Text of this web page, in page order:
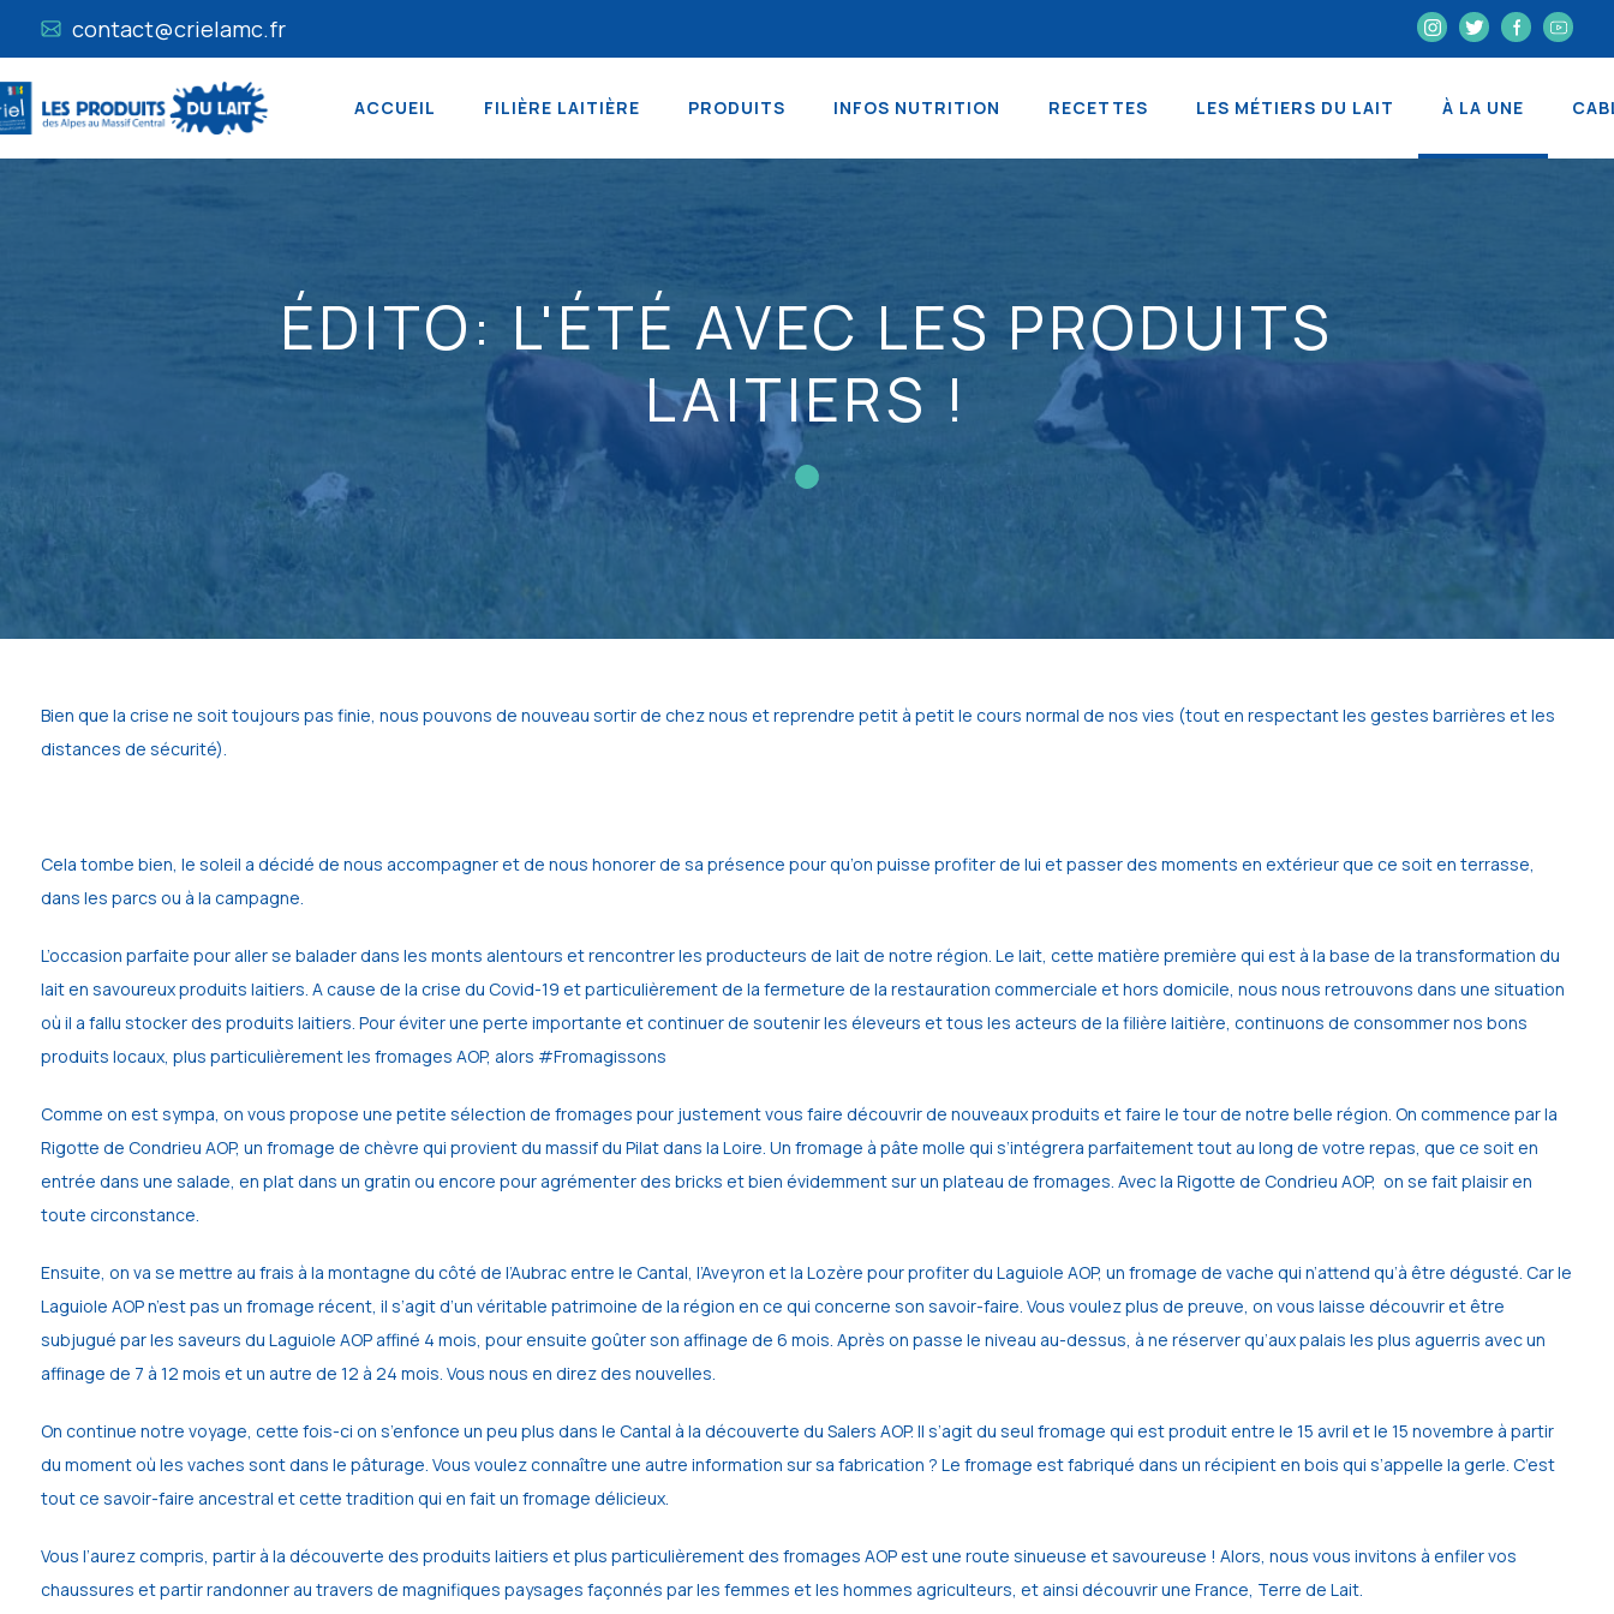
contact@crielamc.fr
ACCUEIL FILIÈRE LAITIÈRE PRODUITS INFOS NUTRITION RECETTES LES MÉTIERS DU LAIT À LA UNE
ÉDITO: L'ÉTÉ AVEC LES PRODUITS
LAITIERS !
Bien que la crise ne soit toujours pas finie, nous pouvons de nouveau sortir de chez nous et reprendre petit à petit le cours normal de nos vies (tout en respectant les gestes barrières et les
distances de sécurité).
Cela tombe bien, le soleil a décidé de nous accompagner et de nous honorer de sa présence pour qu’on puisse profiter de lui et passer des moments en extérieur que ce soit en terrasse,
dans les parcs ou à la campagne.
L’occasion parfaite pour aller se balader dans les monts alentours et rencontrer les producteurs de lait de notre région. Le lait, cette matière première qui est à la base de la transformation du
lait en savoureux produits laitiers. A cause de la crise du Covid-19 et particulièrement de la fermeture de la restauration commerciale et hors domicile, nous nous retrouvons dans une situation
où il a fallu stocker des produits laitiers. Pour éviter une perte importante et continuer de soutenir les éleveurs et tous les acteurs de la filière laitière, continuons de consommer nos bons
produits locaux, plus particulièrement les fromages AOP, alors #Fromagissons
Comme on est sympa, on vous propose une petite sélection de fromages pour justement vous faire découvrir de nouveaux produits et faire le tour de notre belle région. On commence par la
Rigotte de Condrieu AOP, un fromage de chèvre qui provient du massif du Pilat dans la Loire. Un fromage à pâte molle qui s’intégrera parfaitement tout au long de votre repas, que ce soit en
entrée dans une salade, en plat dans un gratin ou encore pour agrémenter des bricks et bien évidemment sur un plateau de fromages. Avec la Rigotte de Condrieu AOP,  on se fait plaisir en
toute circonstance.
Ensuite, on va se mettre au frais à la montagne du côté de l’Aubrac entre le Cantal, l’Aveyron et la Lozère pour profiter du Laguiole AOP, un fromage de vache qui n’attend qu’à être dégusté. Car le
Laguiole AOP n’est pas un fromage récent, il s’agit d’un véritable patrimoine de la région en ce qui concerne son savoir-faire. Vous voulez plus de preuve, on vous laisse découvrir et être
subjugué par les saveurs du Laguiole AOP affiné 4 mois, pour ensuite goûter son affinage de 6 mois. Après on passe le niveau au-dessus, à ne réserver qu’aux palais les plus aguerris avec un
affinage de 7 à 12 mois et un autre de 12 à 24 mois. Vous nous en direz des nouvelles.
On continue notre voyage, cette fois-ci on s’enfonce un peu plus dans le Cantal à la découverte du Salers AOP. Il s’agit du seul fromage qui est produit entre le 15 avril et le 15 novembre à partir
du moment où les vaches sont dans le pâturage. Vous voulez connaître une autre information sur sa fabrication ? Le fromage est fabriqué dans un récipient en bois qui s’appelle la gerle. C’est
tout ce savoir-faire ancestral et cette tradition qui en fait un fromage délicieux.
Vous l’aurez compris, partir à la découverte des produits laitiers et plus particulièrement des fromages AOP est une route sinueuse et savoureuse ! Alors, nous vous invitons à enfiler vos
chaussures et partir randonner au travers de magnifiques paysages façonnés par les femmes et les hommes agriculteurs, et ainsi découvrir une France, Terre de Lait.